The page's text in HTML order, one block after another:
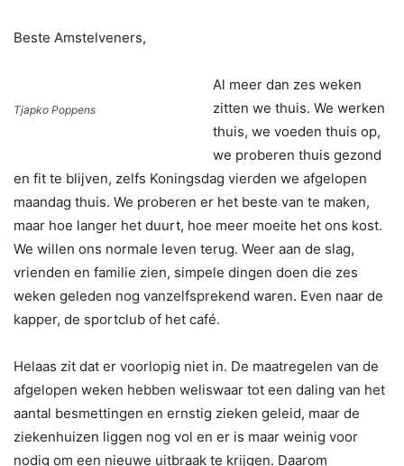
Beste Amstelveners,
Tjapko Poppens
Al meer dan zes weken
zitten we thuis. We werken
thuis, we voeden thuis op,
we proberen thuis gezond
en fit te blijven, zelfs Koningsdag vierden we afgelopen
maandag thuis. We proberen er het beste van te maken,
maar hoe langer het duurt, hoe meer moeite het ons kost.
We willen ons normale leven terug. Weer aan de slag,
vrienden en familie zien, simpele dingen doen die zes
weken geleden nog vanzelfsprekend waren. Even naar de
kapper, de sportclub of het café.
Helaas zit dat er voorlopig niet in. De maatregelen van de
afgelopen weken hebben weliswaar tot een daling van het
aantal besmettingen en ernstig zieken geleid, maar de
ziekenhuizen liggen nog vol en er is maar weinig voor
nodig om een nieuwe uitbraak te krijgen. Daarom